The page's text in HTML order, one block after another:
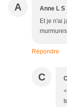
A Anne L S
Et je n'ai
Répondre
C